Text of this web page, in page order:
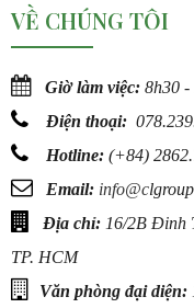
VỀ CHÚNG TÔI
Giờ làm việc: 8h30
Điện thoại:
Hotline: (+84)
Email: info@c
Địa chỉ: 16/2B Đinh
TP. HCM
Văn phòng đại diện: